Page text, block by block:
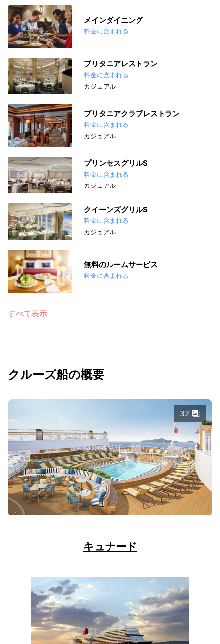
メインダイニング
料金に含まれる
ブリタニアレストラン
料金に含まれる
カジュアル
ブリタニアクラブレストラン
料金に含まれる
カジュアル
プリンセスグリルS
料金に含まれる
カジュアル
クイーンズグリルS
料金に含まれる
カジュアル
無料のルームサービス
料金に含まれる
すべて表示
クルーズ船の概要
32
キュナード